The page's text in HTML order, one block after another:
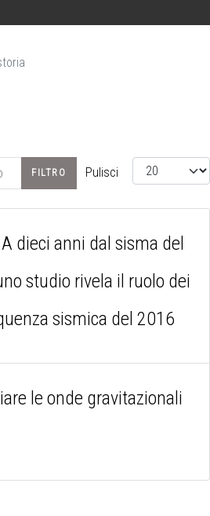
FILTRO Pulisci Visualizza #
dieci anni dal sisma del
studio rivela il ruolo dei
sismica del 2016
le onde gravitazionali